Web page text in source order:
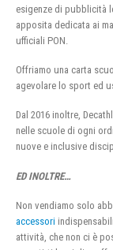
esigenze di pubblicità
apposita dedicata ai
ufficiali PON.
Offriamo una carta
agevolare lo sport ed
Dal 2016 inoltre,
nelle scuole di ogni
nuove e inclusive
ED INOLTRE…
Non vendiamo solo
accessori
attività, che non ci è